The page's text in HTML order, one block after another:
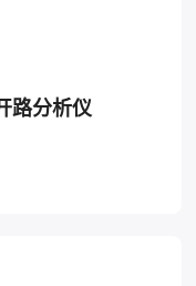
路分析仪